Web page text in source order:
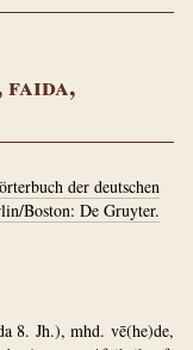
der deutschen
Boston: De Gruyter.
8. Jh.), mhd. vē(he)de,